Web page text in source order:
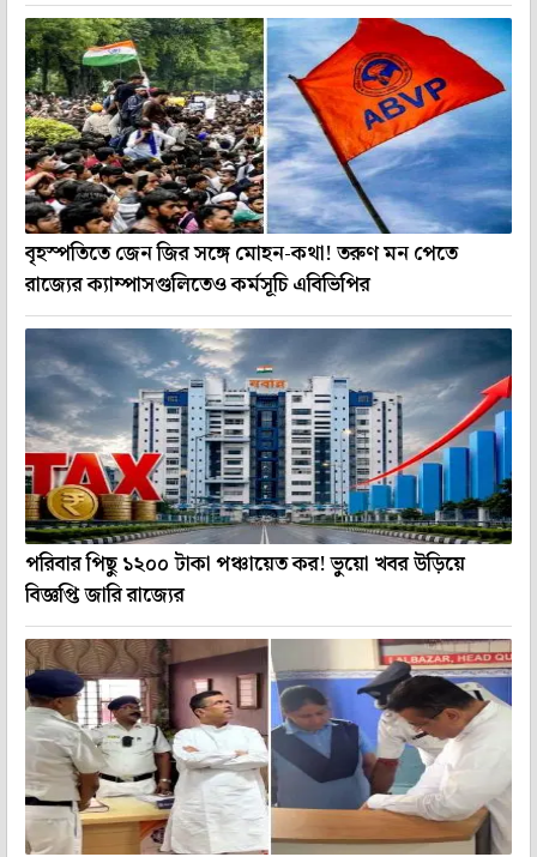
বৃহস্পতিতে জেন জির সঙ্গে মোহন-কথা! তরুণ মন পেতে
রাজ্যের ক্যাম্পাসগুলিতেও কর্মসূচি এবিভিপির
পরিবার পিছু ১২০০ টাকা পঞ্চায়েত কর! ভুয়ো খবর উড়িয়ে
বিজ্ঞপ্তি জারি রাজ্যের